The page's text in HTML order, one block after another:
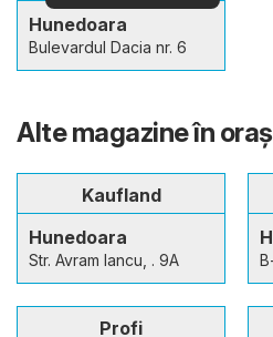
Hunedoara
Bulevardul Dacia nr. 6
Alte magazine în
Kaufland
Hunedoara
Str. Avram Iancu, . 9A
Profi